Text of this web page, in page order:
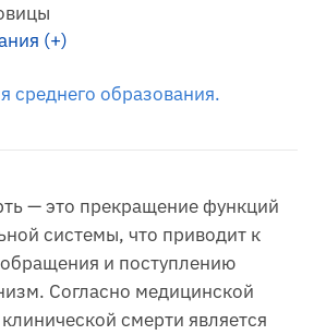
(+)
среднего образования.
— это прекращение функций
системы, что приводит к
и поступлению
Согласно медицинской
смерти является